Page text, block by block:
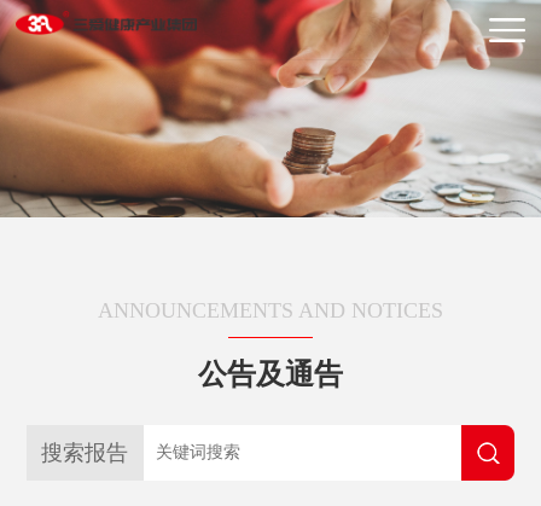
ANNOUNCEMENTS AND NOTICES
公告及通告
搜索报告